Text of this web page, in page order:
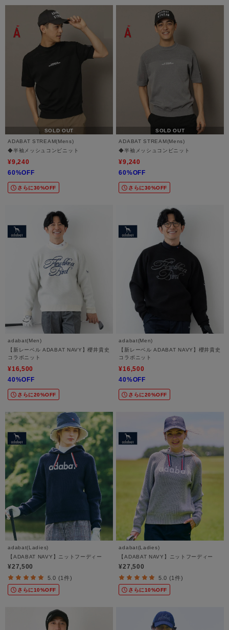
SOLD OUT
ADABAT STREAM(Mens)
◆半袖メッシュコンビニット
¥9,240
60%OFF
さらに30%OFF
SOLD OUT
ADABAT STREAM(Mens)
◆半袖メッシュコンビニット
¥9,240
60%OFF
さらに30%OFF
adabat(Men)
【新レーベル ADABAT NAVY】櫻井貴史
コラボニット
¥16,500
40%OFF
さらに20%OFF
adabat(Men)
【新レーベル ADABAT NAVY】櫻井貴史
コラボニット
¥16,500
40%OFF
さらに20%OFF
adabat(Ladies)
【ADABAT NAVY】ニットフーディー
¥27,500
5.0 (1件)
さらに10%OFF
adabat(Ladies)
【ADABAT NAVY】ニットフーディー
¥27,500
5.0 (1件)
さらに10%OFF